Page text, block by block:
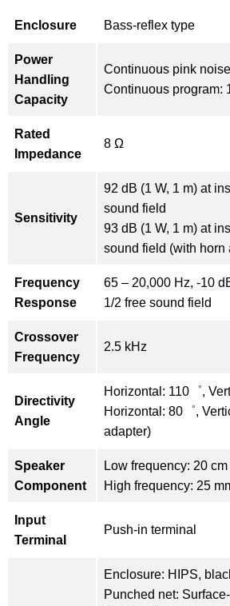
Enclosure Bass-reflex type
Power
Handling
Capacity
Continuous pink
Continuous program:
Rated
Impedance
8 Ω
Sensitivity
92 dB (1 W, 1 m) at
sound field
93 dB (1 W, 1 m) at
sound field (with horn
Frequency
Response
65 – 20,000 Hz, -10
1/2 free sound field
Crossover
Frequency
2.5 kHz
Directivity
Angle
Horizontal: 110゜,
Horizontal: 80゜,
adapter)
Speaker
Component
Low frequency: 20
High frequency: 25
Input
Terminal
Push-in terminal
Enclosure: HIPS,
Punched net: